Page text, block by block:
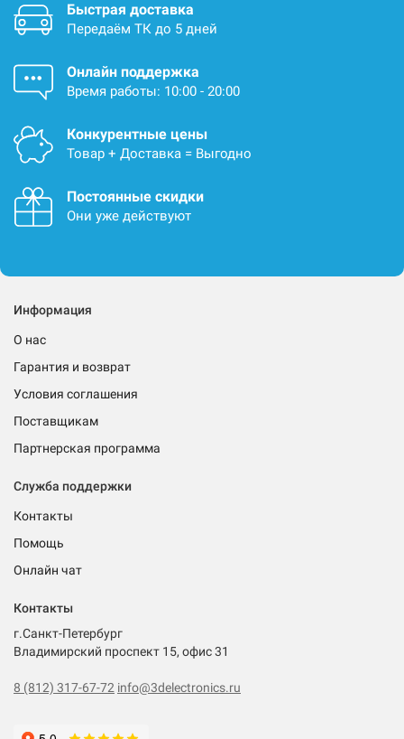
Быстрая доставка
Передаём ТК до 5 дней
Онлайн поддержка
Время работы: 10:00 - 20:00
Конкурентные цены
Товар + Доставка = Выгодно
Постоянные скидки
Они уже действуют
Информация
О нас
Гарантия и возврат
Условия соглашения
Поставщикам
Партнерская программа
Служба поддержки
Контакты
Помощь
Онлайн чат
Контакты
г.Санкт-Петербург
Владимирский проспект 15, офис 31
8 (812) 317-67-72 info@3delectronics.ru